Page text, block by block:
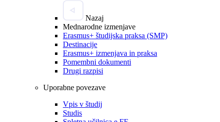
Nazaj
Mednarodne izmenjave
Erasmus+ študijska praksa (SMP)
Destinacije
Erasmus+ izmenjava in praksa
Pomembni dokumenti
Drugi razpisi
Uporabne povezave
Vpis v študij
Studis